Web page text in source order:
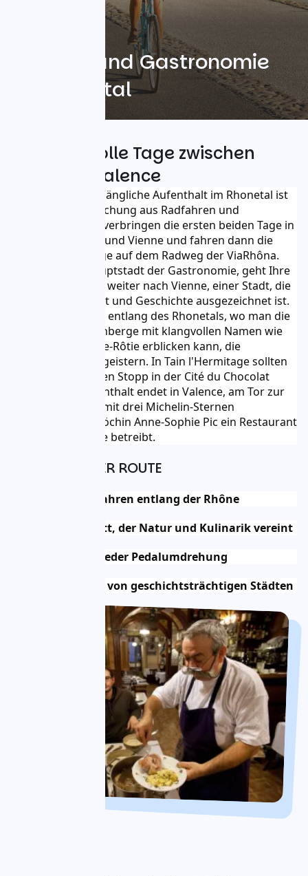
Fahrrad und Gastronomie
im Rhonetal
4 genussvolle Tage zwischen
Lyon und Valence
Dieser für alle zugängliche Aufenthalt im Rhonetal ist
eine köstliche Mischung aus Radfahren und
Gastronomie. Sie verbringen die ersten beiden Tage in
den Städten Lyon und Vienne und fahren dann die
nächsten zwei Tage auf dem Radweg der ViaRhôna.
Von Lyon, der Hauptstadt der Gastronomie, geht Ihre
kulinarische Reise weiter nach Vienne, einer Stadt, die
als Stadt der Kunst und Geschichte ausgezeichnet ist.
Die Route verläuft entlang des Rhonetals, wo man die
terrassierten Weinberge mit klangvollen Namen wie
Condrieu und Côte-Rôtie erblicken kann, die
Weinliebhaber begeistern. In Tain l'Hermitage sollten
Sie unbedingt einen Stopp in der Cité du Chocolat
einlegen. Ihr Aufenthalt endet in Valence, am Tor zur
Provence, wo die mit drei Michelin-Sternen
ausgezeichnete Köchin Anne-Sophie Pic ein Restaurant
und eine Brasserie betreibt.
VORTEILE IHRER ROUTE
4 Tage Radfahren entlang der Rhône
Ein Abschnitt, der Natur und Kulinarik vereint
Genuss bei jeder Pedalumdrehung
Entdeckung von geschichtsträchtigen Städten